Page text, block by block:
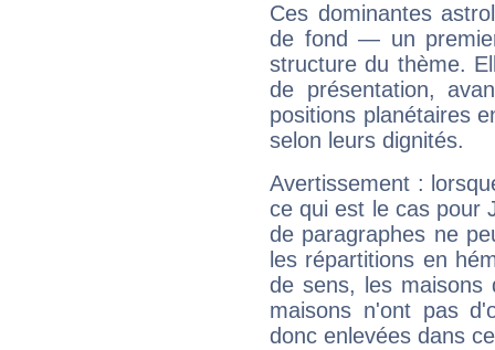
Ces dominantes
de fond — un
structure du thème.
de présentation,
positions planétaires
selon leurs dignités.
Avertissement :
ce qui est le cas pour
de paragraphes ne
les répartitions en
de sens, les maisons
maisons n'ont pas
donc enlevées dans